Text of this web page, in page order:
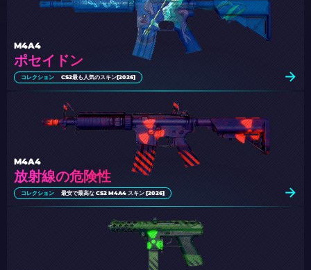
ポセイドン
M4A4
コレクション CS2最も人気のスキン[2026]
放射線の危険性
M4A4
コレクション 最安で最高な CS2 M4A4 スキン [2026]